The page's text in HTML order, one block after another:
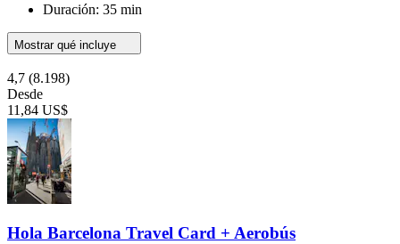
Duración: 35 min
Mostrar qué incluye
4,7 (8.198)
Desde
11,84 US$
Hola Barcelona Travel Card + Aerobús